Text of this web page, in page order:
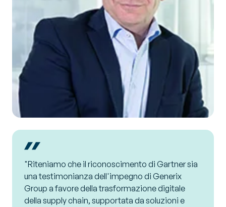
"Riteniamo che il riconoscimento di Gartner sia
una testimonianza dell'impegno di Generix
Group a favore della trasformazione digitale
della supply chain, supportata da soluzioni e